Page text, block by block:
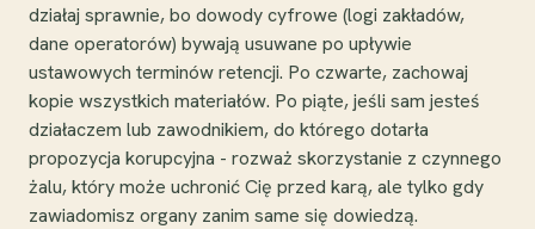
działaj sprawnie, bo dowody cyfrowe (logi zakładów,
dane operatorów) bywają usuwane po upływie
ustawowych terminów retencji. Po czwarte, zachowaj
kopie wszystkich materiałów. Po piąte, jeśli sam jesteś
działaczem lub zawodnikiem, do którego dotarła
propozycja korupcyjna - rozważ skorzystanie z czynnego
żalu, który może uchronić Cię przed karą, ale tylko gdy
zawiadomisz organy zanim same się dowiedzą.